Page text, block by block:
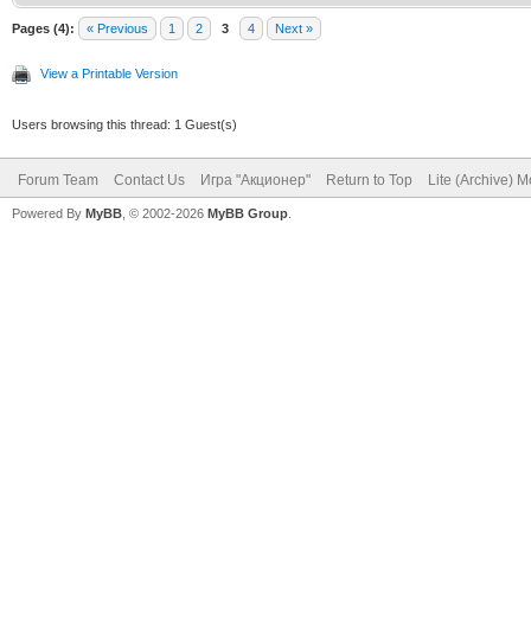
Pages (4): « Previous 1 2 3 4 Next »
View a Printable Version
Users browsing this thread: 1 Guest(s)
Forum Team Contact Us Игра "Акционер" Return to Top Lite (Archive)
Powered By MyBB , © 2002-2026 MyBB Group